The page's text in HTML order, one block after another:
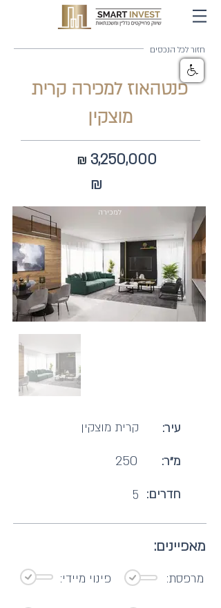
חזור לכל הנכסים
פנטהאוז למכירה קרית
מוצקין
₪ 3,250,000
₪
למכירה
קרית מוצקין עיר:
250 מ"ר:
5 חדרים:
מאפיינים:
פינוי מיידי: מרפסת: